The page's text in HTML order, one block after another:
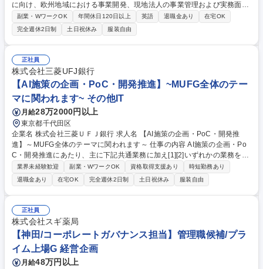
に向け、欧州地域における事業開発、現地法人の事業管理および実務面の
サポートをお任せします。 ★拡大中の欧州事業/フルフレックス･リモート
ワーク制度で働き易さ◎★ Europe HQは、KADOKAWAグループの日本拠
点、海外拠点、現地法人の担当者との連携を通じ欧州事業を拡大中。KAD
OKAWA東京拠点にあるEurope Headquartersにおいて以下を担当頂きま
す。 【具体的には】◎欧州現地法人の予算・中期計画・評価指標の作成と
業績管理における指導と監督、◎欧州現地法人の新規事業開発を中心とし
た業務支援、◎新規M&A案件の推進支援および買収後のPMI対応 募集職種
★経営企画･管理/欧州【IP創出大手KADOKAWA/フルフレックス･原則在宅
勤務】
副業・WワークOK 年間休日120日以上 英語 退職金あり
在宅OK
完全週休2日制
土日祝休み 服装自由
正社員
株式会社三菱UFJ銀行
【AI施策の企画・PoC・開発推進】~MUFG全体のテー
マに関われます~ その他IT
月給28万2000円以上
東京都千代田区
企業名 株式会社三菱ＵＦＪ銀行 求人名 【AI施策の企画・PoC・開発推
進】～MUFG全体のテーマに関われます～ 仕事の内容 AI施策の企画・Po
C・開発推進にあたり、主に下記共通業務に加え[1][2]いずれかの業務をお
任せいたします。※[1][2]は求人下部に記載 ［共通］ ・金融業務における
部門・業務を横断した立場でのAI利活用した顧客向けサービス、または業
務効率化ツールの企画立案、PoC推進、開発推進 ・施策推進に当たって、
社内の関係各部との折衝や合意形成 ・パートナー企業やベンダとのステー
クスホルダーとの折衝、合意形成 募集職種 【AI施策の企画・PoC・開発
推進】～MUFG全体のテーマに関われます～
業界未経験歓迎 副業・WワークOK 資格取得支援あり
時短勤務あり
退職金あり
在宅OK 完全週休2日制 土日祝休み 服装自由
正社員
株式会社スギ薬局
【神田/コーポレートガバナンス担当】管理職候補/プラ
イム上場G 経営企画
月給48万円以上